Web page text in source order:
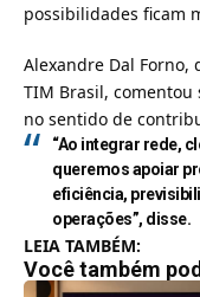
possibilidades ficam
Alexandre Dal Forno,
TIM Brasil, comentou
no sentido de
“Ao integrar rede,
queremos apoiar
eficiência,
operações”, disse.
LEIA TAMBÉM:
Você também